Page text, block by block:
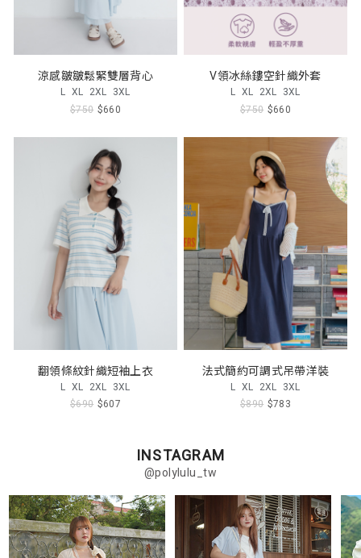
涼感皺皺鬆緊雙層背心
L XL 2XL 3XL
$750 $660
V領冰絲鏤空針織外套
L XL 2XL 3XL
$750 $660
翻領條紋針織短袖上衣
L XL 2XL 3XL
$690 $607
法式簡約可調式吊帶洋裝
L XL 2XL 3XL
$890 $783
INSTAGRAM
@polylulu_tw